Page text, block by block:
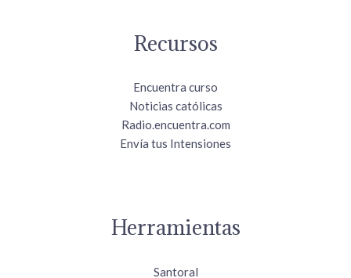
Recursos
Encuentra curso
Noticias católicas
Radio.encuentra.com
Envía tus Intensiones
Herramientas
Santoral